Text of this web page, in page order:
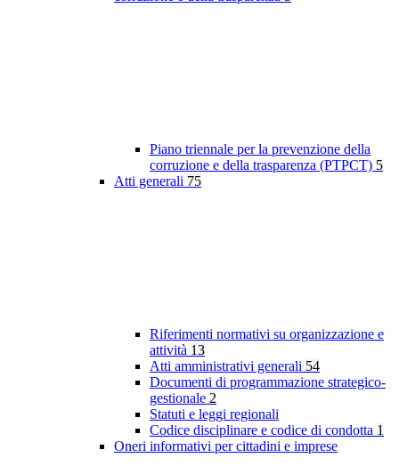
Piano triennale per la prevenzione della
corruzione e della trasparenza (PTPCT) 5
Atti generali 75
Riferimenti normativi su organizzazione e
attività 13
Atti amministrativi generali 54
Documenti di programmazione strategico-
gestionale 2
Statuti e leggi regionali
Codice disciplinare e codice di condotta 1
Oneri informativi per cittadini e imprese